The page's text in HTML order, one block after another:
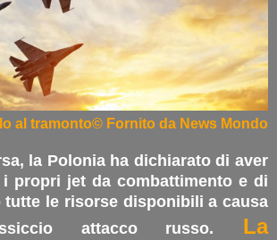
al tramonto© Fornito da News Mondo
la Polonia ha dichiarato di aver
propri jet da combattimento e di
tutte le risorse disponibili a causa
attacco russo.
La